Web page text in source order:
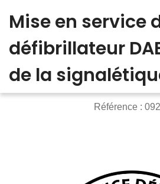
Mise en service
défibrillateur
de la
Référence :